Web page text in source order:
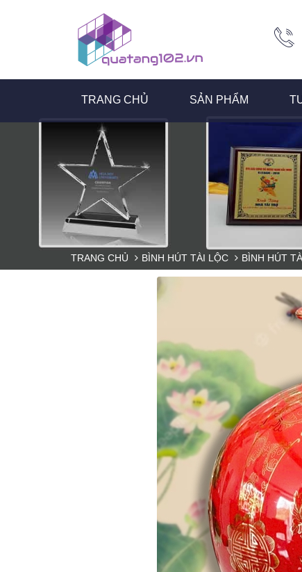
TRANG CHỦ SẢN PHẨM
TRANG CHỦ BÌNH HÚT TÀI LỘC BÌNH HÚT